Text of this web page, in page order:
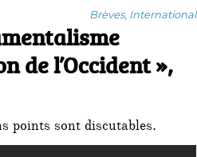
Catégories
Brèves, International
de l’Occident »,
points sont discutables.